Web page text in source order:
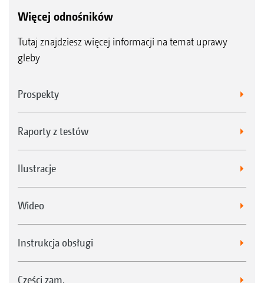
Więcej odnośników
Tutaj znajdziesz więcej informacji na temat uprawy
gleby
Prospekty
Raporty z testów
Ilustracje
Wideo
Instrukcja obsługi
Części zam.